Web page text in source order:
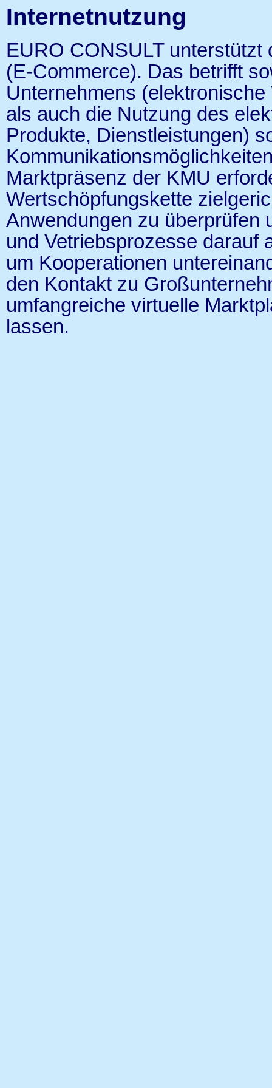
Internetnutzung
EURO CONSULT
(E-Commerce). Das betrifft
Unternehmens
als auch die Nutzung des
Produkte, Dienstleistungen)
Marktpräsenz der KMU
Wertschöpfungskette
Anwendungen zu überprüfen
und Vetriebsprozesse darauf
um Kooperationen
den Kontakt zu
umfangreiche virtuelle
lassen.